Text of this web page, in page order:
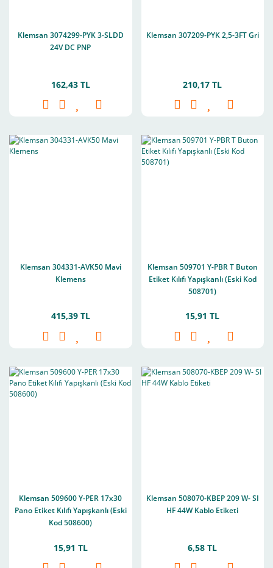
Klemsan 3074299-PYK 3-SLDD
24V DC PNP
162,43 TL
Klemsan 307209-PYK 2,5-3FT Gri
210,17 TL
Klemsan 304331-AVK50 Mavi
Klemens
415,39 TL
Klemsan 509701 Y-PBR T Buton
Etiket Kılıfı Yapışkanlı (Eski Kod
508701)
15,91 TL
Klemsan 509600 Y-PER 17x30
Pano Etiket Kılıfı Yapışkanlı (Eski
Kod 508600)
15,91 TL
Klemsan 508070-KBEP 209 W- SI
HF 44W Kablo Etiketi
6,58 TL